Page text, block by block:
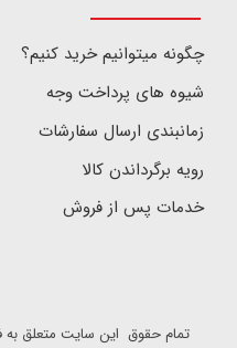
چگونه میتوانیم خرید کنیم؟
شیوه های پرداخت وجه
زمانبندی ارسال سفارشات
رویه برگرداندن کالا
خدمات پس از فروش
تمام حقوق این سایت متعلق به